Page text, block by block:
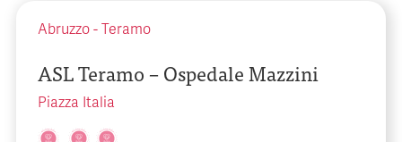
Abruzzo - Teramo
ASL Teramo – Ospedale Mazzini
Piazza Italia